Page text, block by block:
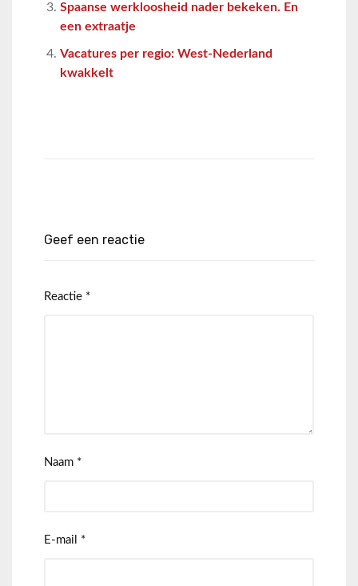
Spaanse werkloosheid nader bekeken. En
een extraatje
Vacatures per regio: West-Nederland
kwakkelt
Geef een reactie
Reactie *
Naam *
E-mail *